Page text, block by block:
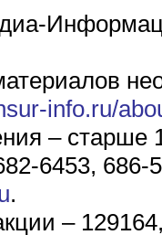
info.ru/
– старше
6453, 686-
.
–